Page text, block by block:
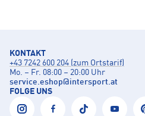
KONTAKT
+43 7242 600 204 (zum Ortstarif)
Mo. – Fr. 08:00 – 20:00 Uhr
service.eshop@intersport.at
FOLGE UNS